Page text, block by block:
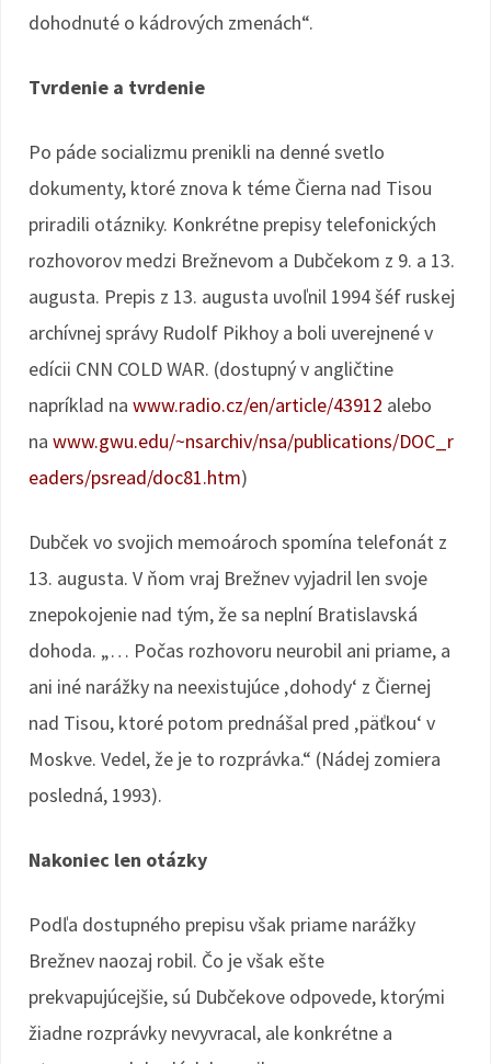
dohodnuté o kádrových zmenách“.
Tvrdenie a tvrdenie
Po páde socializmu prenikli na denné svetlo
dokumenty, ktoré znova k téme Čierna nad Tisou
priradili otázniky. Konkrétne prepisy telefonických
rozhovorov medzi Brežnevom a Dubčekom z 9. a 13.
augusta. Prepis z 13. augusta uvoľnil 1994 šéf ruskej
archívnej správy Rudolf Pikhoy a boli uverejnené v
edícii CNN COLD WAR. (dostupný v angličtine
napríklad na www.radio.cz/en/article/43912 alebo
na www.gwu.edu/~nsarchiv/nsa/publications/DOC_r
eaders/psread/doc81.htm)
Dubček vo svojich memoároch spomína telefonát z
13. augusta. V ňom vraj Brežnev vyjadril len svoje
znepokojenie nad tým, že sa neplní Bratislavská
dohoda. „… Počas rozhovoru neurobil ani priame, a
ani iné narážky na neexistujúce ‚dohody‘ z Čiernej
nad Tisou, ktoré potom prednášal pred ‚päťkou‘ v
Moskve. Vedel, že je to rozprávka.“ (Nádej zomiera
posledná, 1993).
Nakoniec len otázky
Podľa dostupného prepisu však priame narážky
Brežnev naozaj robil. Čo je však ešte
prekvapujúcejšie, sú Dubčekove odpovede, ktorými
žiadne rozprávky nevyvracal, ale konkrétne a